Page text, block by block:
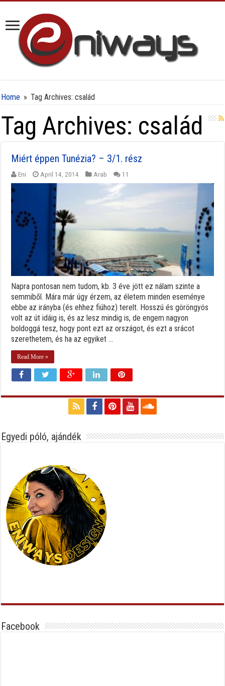
Home » Tag Archives: család
Tag Archives: család
Miért éppen Tunézia? – 3/1. rész
Eni April 14, 2014 Arab 11
Napra pontosan nem tudom, kb. 3 éve jött ez nálam szinte a
semmiből. Mára már úgy érzem, az életem minden eseménye
ebbe az irányba (és ehhez fiúhoz) terelt. Hosszú és göröngyös
volt az út idáig is, és az lesz mindig is, de engem nagyon
boldoggá tesz, hogy pont ezt az országot, és ezt a srácot
szerethetem, és ha az egyiket ...
Read More »
Egyedi póló, ajándék
Facebook